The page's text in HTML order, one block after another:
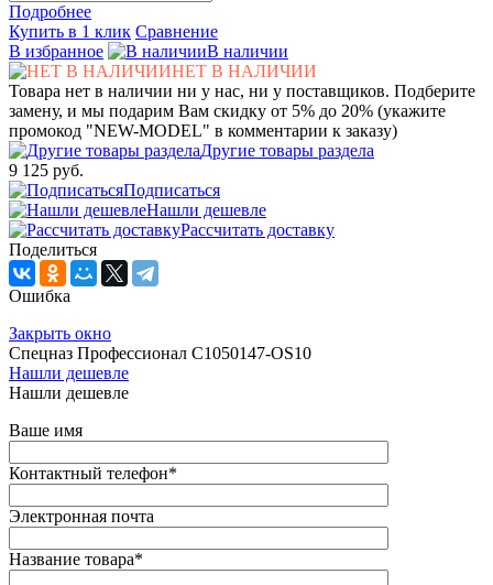
Подробнее
Купить в 1 клик Сравнение
В избранное
В наличии
НЕТ В НАЛИЧИИ
Товара нет в наличии ни у нас, ни у поставщиков. Подберите
замену, и мы подарим Вам скидку от 5% до 20% (укажите
промокод "NEW-MODEL" в комментарии к заказу)
Другие товары раздела
9 125 руб.
Подписаться
Нашли дешевле
Рассчитать доставку
Поделиться
Ошибка
Закрыть окно
Спецназ Профессионал С1050147-OS10
Нашли дешевле
Нашли дешевле
Ваше имя
Контактный телефон*
Электронная почта
Название товара*